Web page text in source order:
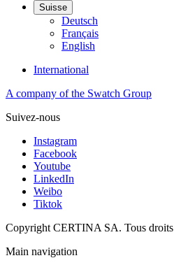
Suisse
Deutsch
Français
English
International
A company of the Swatch Group
Suivez-nous
Instagram
Facebook
Youtube
LinkedIn
Weibo
Tiktok
Copyright CERTINA SA. Tous droits
Main navigation